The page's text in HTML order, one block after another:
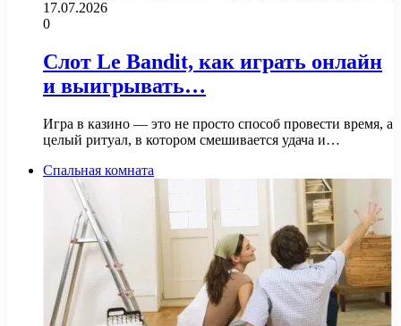
17.07.2026
0
Слот Le Bandit, как играть онлайн
и выигрывать…
Игра в казино — это не просто способ провести время, а
целый ритуал, в котором смешивается удача и…
Спальная комната